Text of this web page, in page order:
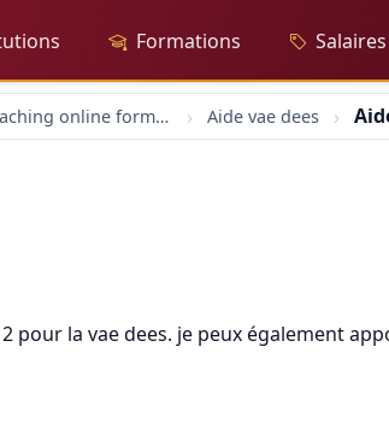
Formations Salaires
forum Coaching online formation professionelle emploi education Aide vae dees
pour la vae dees. je peux également